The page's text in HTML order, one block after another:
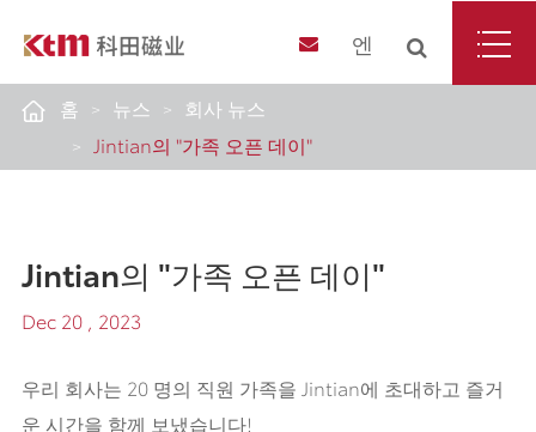
엔
홈 뉴스
회사 뉴스
Jintian의 "가족 오픈 데이"
Jintian의 "가족 오픈 데이"
Dec 20 , 2023
우리 회사는 20 명의 직원 가족을 Jintian에 초대하고 즐거
운 시간을 함께 보냈습니다!